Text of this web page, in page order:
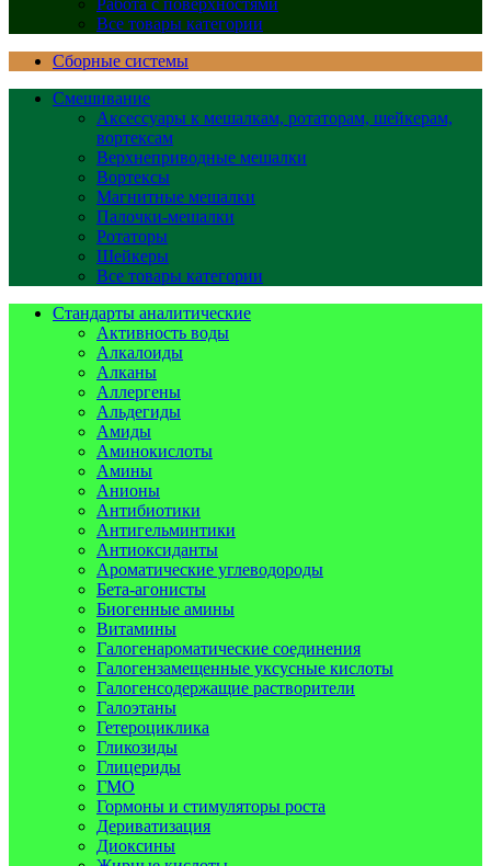
Работа с поверхностями
Все товары категории
Сборные системы
Смешивание
Аксессуары к мешалкам, ротаторам, шейкерам,
вортексам
Верхнеприводные мешалки
Вортексы
Магнитные мешалки
Палочки-мешалки
Ротаторы
Шейкеры
Все товары категории
Стандарты аналитические
Активность воды
Алкалоиды
Алканы
Аллергены
Альдегиды
Амиды
Аминокислоты
Амины
Анионы
Антибиотики
Антигельминтики
Антиоксиданты
Ароматические углеводороды
Бета-агонисты
Биогенные амины
Витамины
Галогенароматические соединения
Галогензамещенные уксусные кислоты
Галогенсодержащие растворители
Галоэтаны
Гетероциклика
Гликозиды
Глицериды
ГМО
Гормоны и стимуляторы роста
Дериватизация
Диоксины